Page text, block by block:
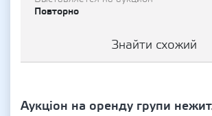
Повторно
Знайти схожий
Аукціон на оренду групи